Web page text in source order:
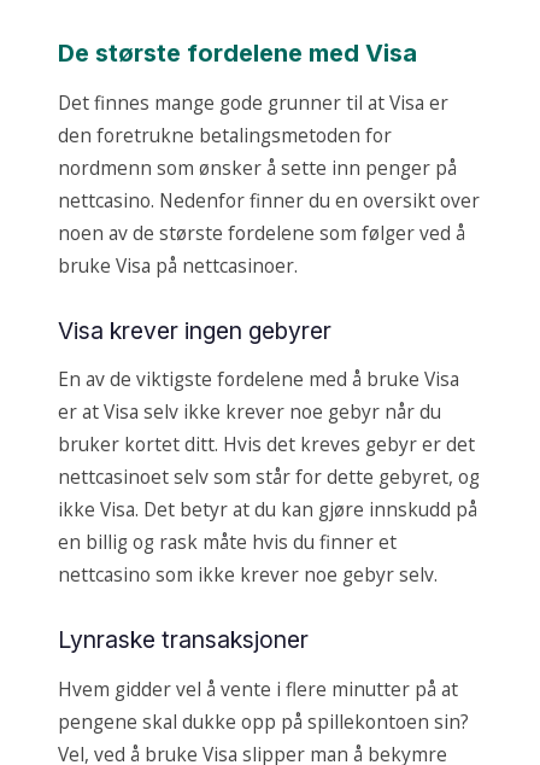
De største fordelene med Visa
Det finnes mange gode grunner til at Visa er
den foretrukne betalingsmetoden for
nordmenn som ønsker å sette inn penger på
nettcasino. Nedenfor finner du en oversikt over
noen av de største fordelene som følger ved å
bruke Visa på nettcasinoer.
Visa krever ingen gebyrer
En av de viktigste fordelene med å bruke Visa
er at Visa selv ikke krever noe gebyr når du
bruker kortet ditt. Hvis det kreves gebyr er det
nettcasinoet selv som står for dette gebyret, og
ikke Visa. Det betyr at du kan gjøre innskudd på
en billig og rask måte hvis du finner et
nettcasino som ikke krever noe gebyr selv.
Lynraske transaksjoner
Hvem gidder vel å vente i flere minutter på at
pengene skal dukke opp på spillekontoen sin?
Vel, ved å bruke Visa slipper man å bekymre